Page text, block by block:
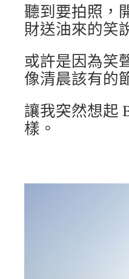
聽到要拍照，
財送油來的笑
或許是因為笑
像清晨該有的
讓我突然想起
樣。